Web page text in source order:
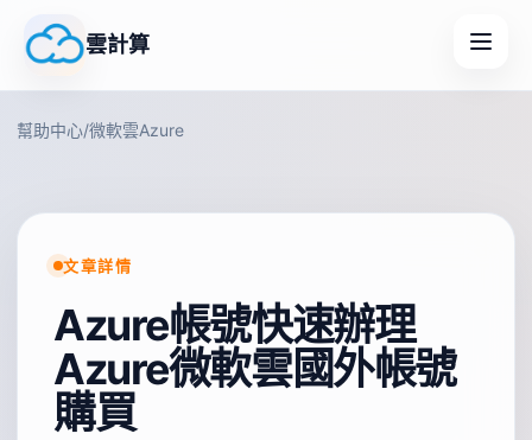
雲計算
幫助中心/微軟雲Azure
文章詳情
Azure帳號快速辦理
Azure微軟雲國外帳號
購買